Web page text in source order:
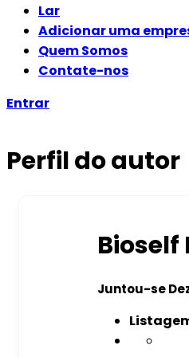
Lar
Adicionar uma
Quem Somos
Contate-nos
Entrar
Perfil do autor
Juntou-se